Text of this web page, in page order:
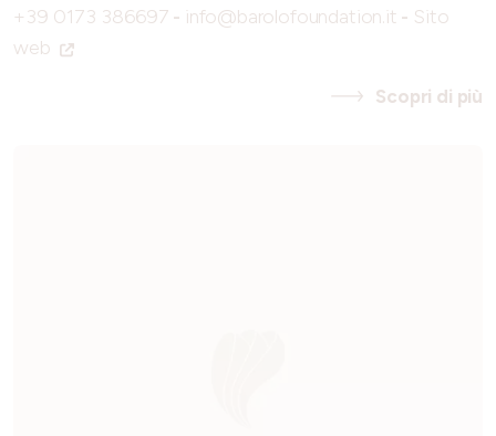
+39 0173 386697 - info@barolofoundation.it - Sito
web
Scopri di più